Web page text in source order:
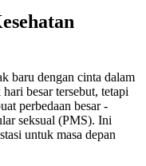
baru dengan cinta dalam
besar tersebut, tetapi
perbedaan besar -
seksual (PMS). Ini
untuk masa depan